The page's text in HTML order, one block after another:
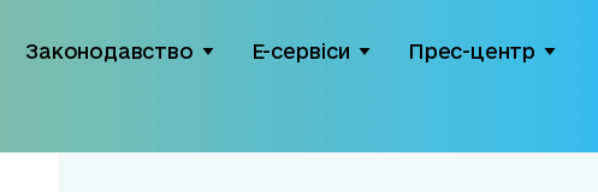
Законодавство Е-сервіси Прес-центр